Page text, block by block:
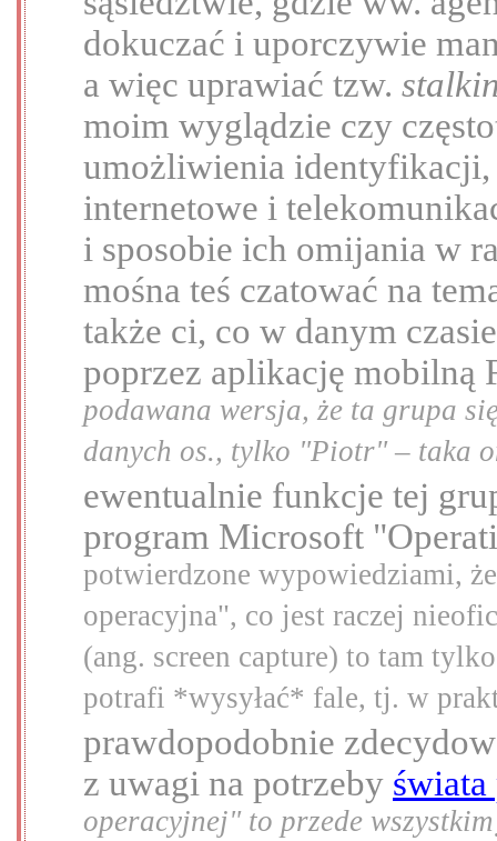
dokuczać i uporczywie
a więc uprawiać tzw.
moim wyglądzie czy
umożliwienia
internetowe i
i sposobie ich omijania w
mośna teś czatować na
także ci, co w danym
poprzez aplikację mobilną
podawana wersja, że ta grupa
danych os., tylko "Piotr" – taka
ewentualnie funkcje tej
program Microsoft
potwierdzone wypowiedziami,
operacyjna", co jest raczej
(ang. screen capture) to tam
potrafi *wysyłać* fale, tj. w
prawdopodobnie
z uwagi na potrzeby
operacyjnej" to przede wszystkim